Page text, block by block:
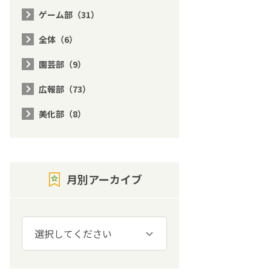
ゲーム部（31）
全体（6）
園芸部（9）
広報部（73）
美化部（8）
月別アーカイブ